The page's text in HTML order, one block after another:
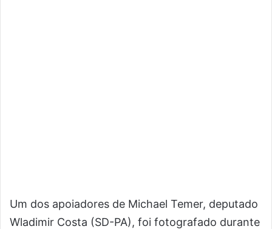
Um dos apoiadores de Michael Temer, deputado
Wladimir Costa (SD-PA), foi fotografado durante